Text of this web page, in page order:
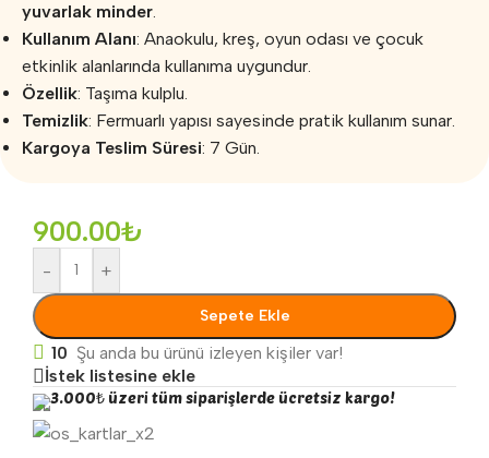
yuvarlak minder.
Kullanım Alanı: Anaokulu, kreş, oyun odası ve çocuk
etkinlik alanlarında kullanıma uygundur.
Özellik: Taşıma kulplu.
Temizlik: Fermuarlı yapısı sayesinde pratik kullanım sunar.
Kargoya Teslim Süresi: 7 Gün.
900.00₺
- +
Sepete Ekle
10 Şu anda bu ürünü izleyen kişiler var!
İstek listesine ekle
3.000₺ üzeri tüm siparişlerde ücretsiz kargo!